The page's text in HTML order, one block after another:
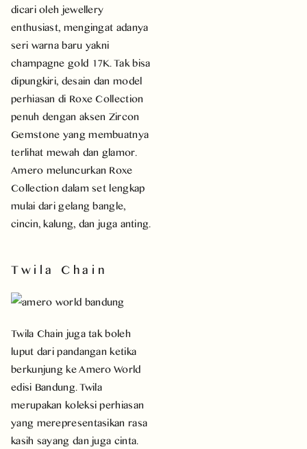
dicari oleh jewellery
enthusiast, mengingat adanya
seri warna baru yakni
champagne gold 17K. Tak bisa
dipungkiri, desain dan model
perhiasan di Roxe Collection
penuh dengan aksen Zircon
Gemstone yang membuatnya
terlihat mewah dan glamor.
Amero meluncurkan Roxe
Collection dalam set lengkap
mulai dari gelang bangle,
cincin, kalung, dan juga anting.
Twila Chain
Twila Chain juga tak boleh
luput dari pandangan ketika
berkunjung ke Amero World
edisi Bandung. Twila
merupakan koleksi perhiasan
yang merepresentasikan rasa
kasih sayang dan juga cinta.